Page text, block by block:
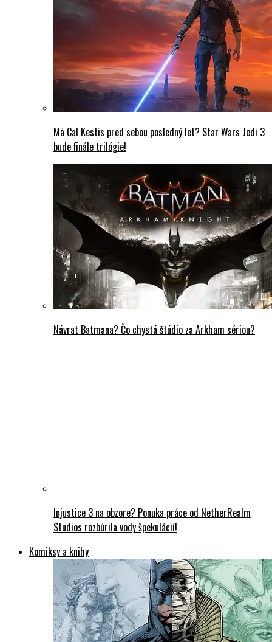
Má Cal Kestis pred sebou posledný let? Star Wars Jedi 3
bude finále trilógie!
Návrat Batmana? Čo chystá štúdio za Arkham sériou?
Injustice 3 na obzore? Ponuka práce od NetherRealm
Studios rozbúrila vody špekulácií!
Komiksy a knihy